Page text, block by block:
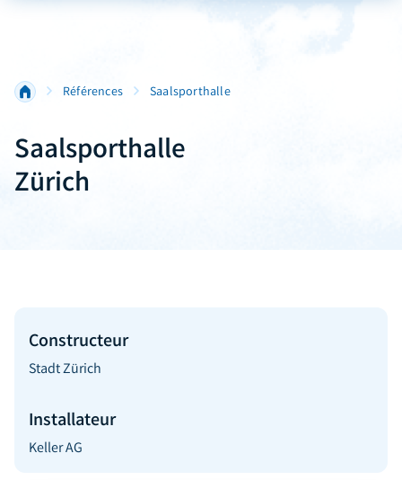
Références Saalsporthalle
Saalsporthalle
Zürich
Constructeur
Stadt Zürich
Installateur
Keller AG